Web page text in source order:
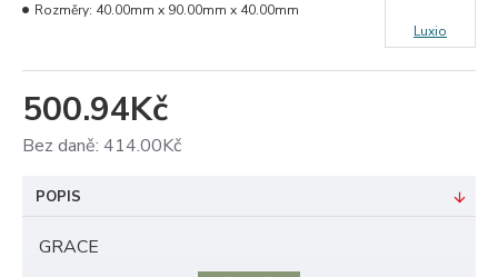
500.94Kč
Bez daně: 414.00Kč
Rozměry: 40.00mm x 90.00mm x 40.00mm
Luxio
POPIS
GRACE